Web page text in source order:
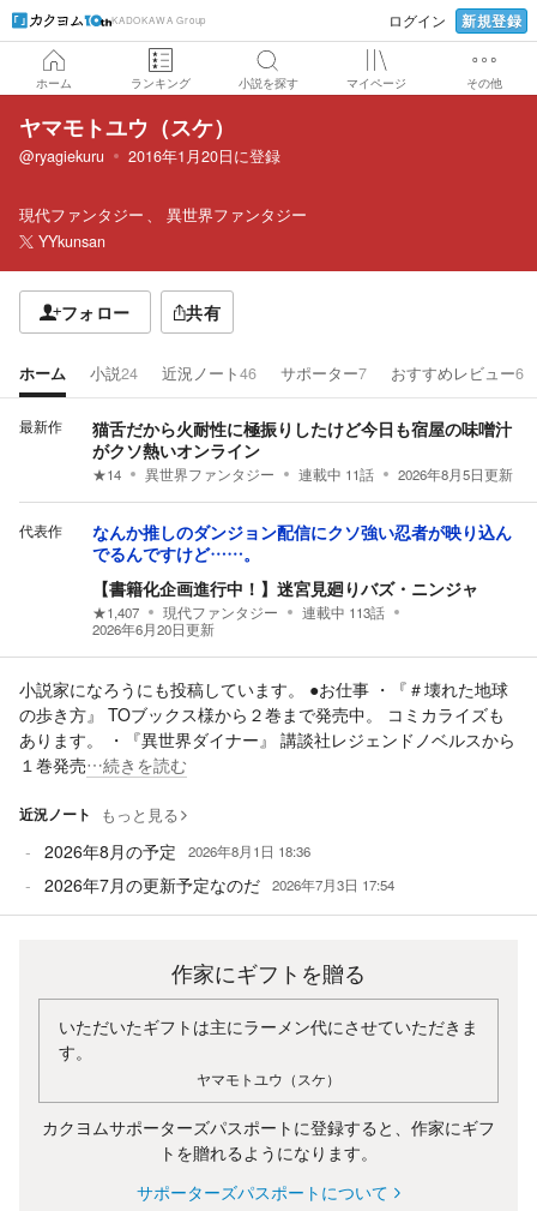
KADOKAWA Group ログイン 新規登録
ホーム ランキング 小説を探す マイページ その他
ヤマモトユウ（スケ）
@ryagiekuru 2016年1月20日に登録
現代ファンタジー
異世界ファンタジー
YYkunsan
フォロー 共有
ホーム 小説24 近況ノート46 サポーター7 おすすめレビュー6
最新作
猫舌だから火耐性に極振りしたけど今日も宿屋の味噌汁
がクソ熱いオンライン
★14 異世界ファンタジー 連載中 11話 2026年8月5日更新
代表作
なんか推しのダンジョン配信にクソ強い忍者が映り込ん
でるんですけど……。
【書籍化企画進行中！】迷宮見廻りバズ・ニンジャ
★1,407 現代ファンタジー 連載中 113話
2026年6月20日更新
小説家になろうにも投稿しています。 ●お仕事 ・『＃壊れた地球
の歩き方』 TOブックス様から２巻まで発売中。 コミカライズも
あります。 ・『異世界ダイナー』 講談社レジェンドノベルスから
１巻発売…続きを読む
近況ノート もっと見る
2026年8月の予定 2026年8月1日 18:36
2026年7月の更新予定なのだ 2026年7月3日 17:54
作家にギフトを贈る
いただいたギフトは主にラーメン代にさせていただきま
す。
ヤマモトユウ（スケ）
カクヨムサポーターズパスポートに登録すると、作家にギフ
トを贈れるようになります。
サポーターズパスポートについて